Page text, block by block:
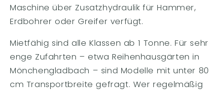
Maschine über Zusatzhydraulik für Hammer,
Erdbohrer oder Greifer verfügt.
Mietfähig sind alle Klassen ab 1 Tonne. Für sehr
enge Zufahrten – etwa Reihenhausgärten in
Mönchengladbach – sind Modelle mit unter 80
cm Transportbreite gefragt. Wer regelmäßig